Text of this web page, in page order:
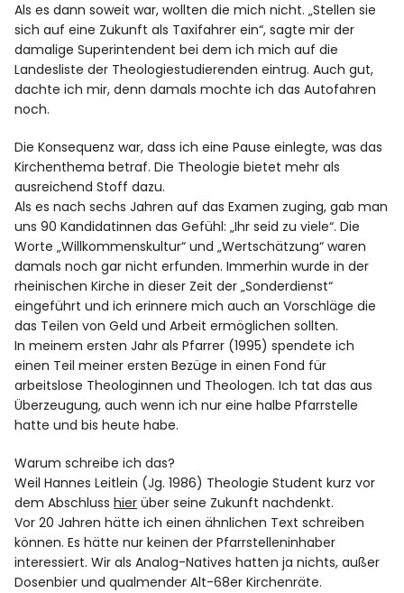
Spotify
Als es dann soweit war, wollten die mich nicht. „Stellen sie
sich auf eine Zukunft als Taxifahrer ein“, sagte mir der
damalige Superintendent bei dem ich mich auf die
Landesliste der Theologiestudierenden eintrug. Auch gut,
dachte ich mir, denn damals mochte ich das Autofahren
noch.
Die Konsequenz war, dass ich eine Pause einlegte, was das
Kirchenthema betraf. Die Theologie bietet mehr als
ausreichend Stoff dazu.
Als es nach sechs Jahren auf das Examen zuging, gab man
uns 90 Kandidatinnen das Gefühl: „Ihr seid zu viele“. Die
Worte „Willkommenskultur“ und „Wertschätzung“ waren
damals noch gar nicht erfunden. Immerhin wurde in der
rheinischen Kirche in dieser Zeit der „Sonderdienst“
eingeführt und ich erinnere mich auch an Vorschläge die
das Teilen von Geld und Arbeit ermöglichen sollten.
In meinem ersten Jahr als Pfarrer (1995) spendete ich
einen Teil meiner ersten Bezüge in einen Fond für
arbeitslose Theologinnen und Theologen. Ich tat das aus
Überzeugung, auch wenn ich nur eine halbe Pfarrstelle
hatte und bis heute habe.
Warum schreibe ich das?
Weil Hannes Leitlein (Jg. 1986) Theologie Student kurz vor
dem Abschlusshier über seine Zukunft nachdenkt.
Vor 20 Jahren hätte ich einen ähnlichen Text schreiben
können. Es hätte nur keinen der Pfarrstelleninhaber
interessiert. Wir als Analog-Natives hatten ja nichts, außer
Dosenbier und qualmender Alt-68er Kirchenräte.